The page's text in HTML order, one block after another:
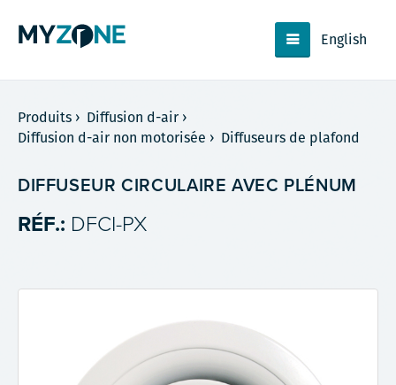
English
Produits › Diffusion d-air ›
Diffusion d-air non motorisée › Diffuseurs de plafond
DIFFUSEUR CIRCULAIRE AVEC PLÉNUM
RÉF.: DFCI-PX